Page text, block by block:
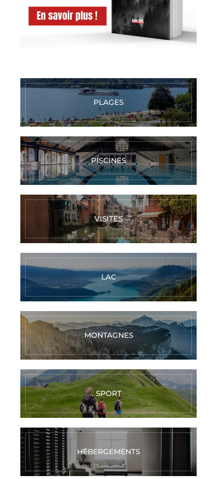
PLAGES
PISCINES
VISITES
LAC
MONTAGNES
SPORT
HÉBERGEMENTS